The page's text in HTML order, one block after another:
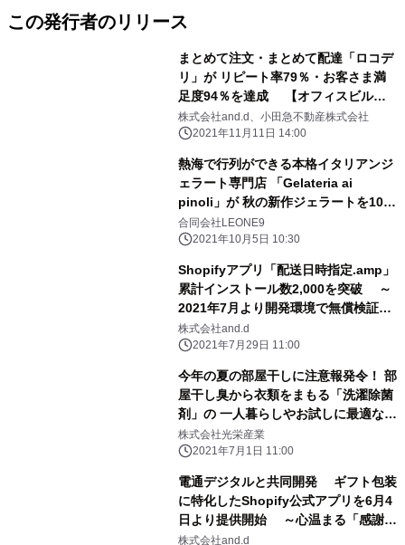
この発行者のリリース
まとめて注文・まとめて配達「ロコデ
リ」が リピート率79％・お客さま満
足度94％を達成 【オフィスビル第2
弾】小田急シティビル町田を拠点追加
株式会社and.d、小田急不動産株式会社
2021年11月11日 14:00
熱海で行列ができる本格イタリアンジ
ェラート専門店 「Gelateria ai
pinoli」が 秋の新作ジェラートを10月
から本格販売開始 ～85％が地元以
外の注文を受けるECサイトも好評～
合同会社LEONE9
2021年10月5日 10:30
Shopifyアプリ「配送日時指定.amp」
累計インストール数2,000を突破 ～
2021年7月より開発環境で無償検証の
提供開始～
株式会社and.d
2021年7月29日 11:00
今年の夏の部屋干しに注意報発令！ 部
屋干し臭から衣類をまもる「洗濯除菌
剤」の 一人暮らしやお試しに最適なサ
イズ(80mL)を7/1から販売開始
株式会社光栄産業
2021年7月1日 11:00
電通デジタルと共同開発 ギフト包装
に特化したShopify公式アプリを6月4
日より提供開始 ～心温まる「感謝」
の気持ちをeギフトで伝えたい～
株式会社and.d